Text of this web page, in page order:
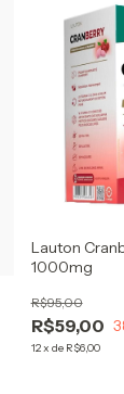
Lauton
1000mg
R$59,00
R$95,00
12x de R$6,00